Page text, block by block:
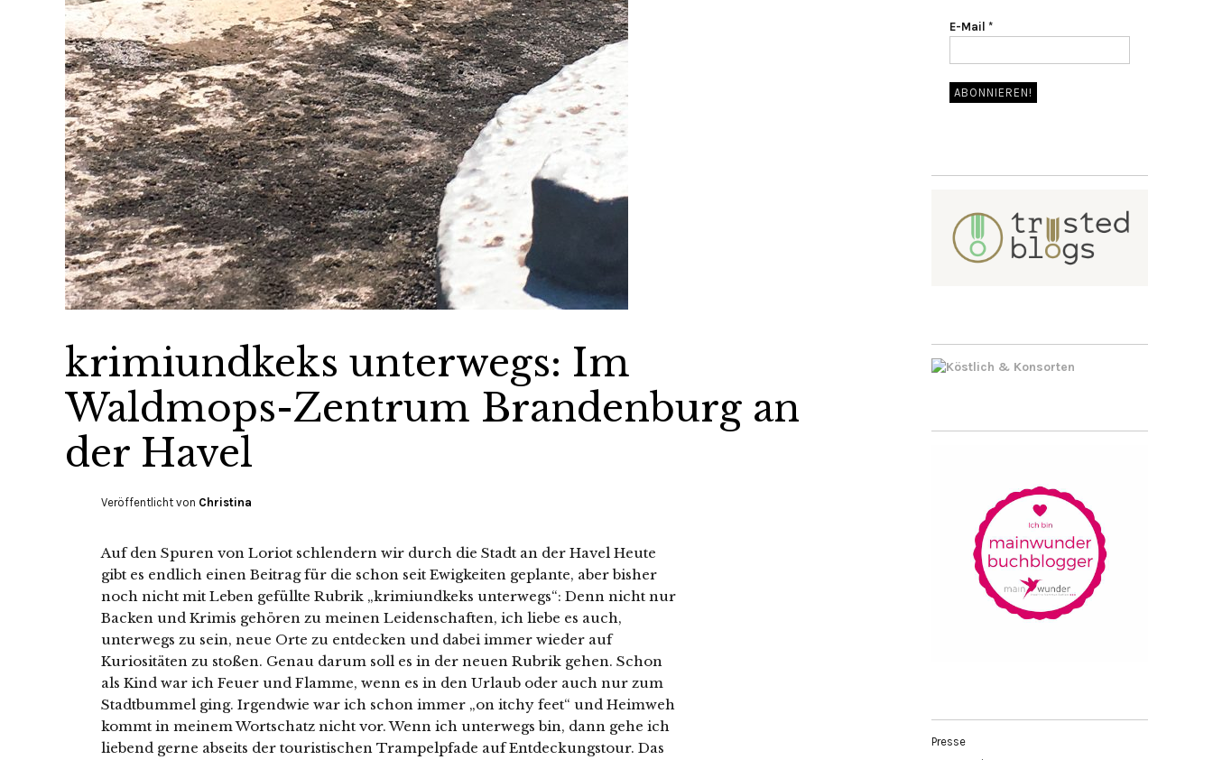
krimiundkeks unterwegs: Im
Waldmops-Zentrum Brandenburg an
der Havel
Veröffentlicht von Christina
Auf den Spuren von Loriot schlendern wir durch die Stadt an der Havel Heute
gibt es endlich einen Beitrag für die schon seit Ewigkeiten geplante, aber bisher
noch nicht mit Leben gefüllte Rubrik „krimiundkeks unterwegs“: Denn nicht nur
Backen und Krimis gehören zu meinen Leidenschaften, ich liebe es auch,
unterwegs zu sein, neue Orte zu entdecken und dabei immer wieder auf
Kuriositäten zu stoßen. Genau darum soll es in der neuen Rubrik gehen. Schon
als Kind war ich Feuer und Flamme, wenn es in den Urlaub oder auch nur zum
Stadtbummel ging. Irgendwie war ich schon immer „on itchy feet“ und Heimweh
kommt in meinem Wortschatz nicht vor. Wenn ich unterwegs bin, dann gehe ich
liebend gerne abseits der touristischen Trampelpfade auf Entdeckungstour. Das
E-Mail *
Presse